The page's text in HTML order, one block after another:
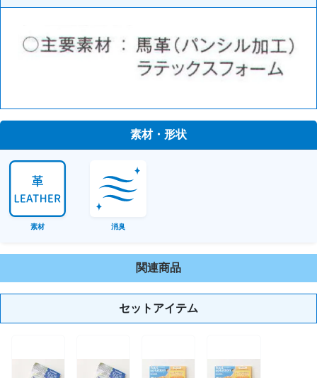
素材・形状
素材 消臭
関連商品
セットアイテム